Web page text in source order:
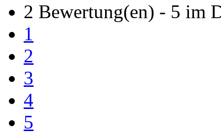
2 Bewertung(en) - 5 im
1
2
3
4
5